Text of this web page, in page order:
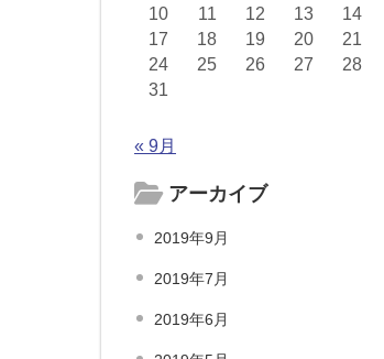
10
11 12 13 14
17
18 19 20 21
24
25 26 27 28
31
« 9月
アーカイブ
2019年9月
2019年7月
2019年6月